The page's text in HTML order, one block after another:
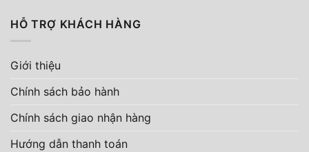
HỖ TRỢ KHÁCH HÀNG
Giới thiệu
Chính sách bảo hành
Chính sách giao nhận hàng
Hướng dẫn thanh toán